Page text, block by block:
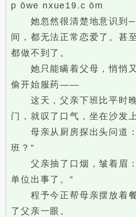
p ōwe nxue19.c ōm
她忽然很清楚地意识到
间，都无法正常恋爱了。甚
都做不到了。
她只能瞒着父母，悄悄又
偷开始服药——
这天，父亲下班比平时晚
门，就叹了口气，坐在沙发
母亲从厨房探出头问道：
班？”
父亲抽了口烟，皱着眉：
单位出事了。”
程予今正帮母亲摆放着餐
了父亲一眼。